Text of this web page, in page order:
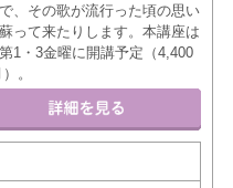
、その歌が流行った頃の思い
って来たりします。本講座は
1・3金曜に開講予定（4,400
。